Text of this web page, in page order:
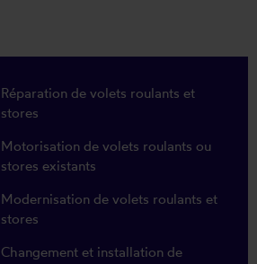
Réparation de volets roulants et
stores
Motorisation de volets roulants ou
stores existants
Modernisation de volets roulants et
stores
Changement et installation de